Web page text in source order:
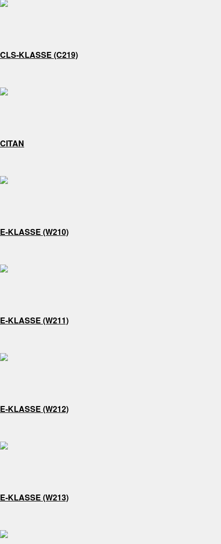
CLS-KLASSE (C219)
CITAN
E-KLASSE (W210)
E-KLASSE (W211)
E-KLASSE (W212)
E-KLASSE (W213)